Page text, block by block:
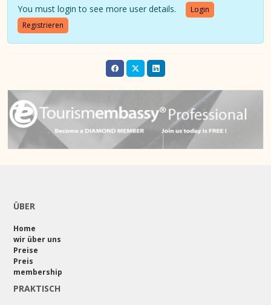
You must login to see more user details.
Login
Registrieren
ÜBER
Home
wir über uns
Preise
Preis
membership
PRAKTISCH